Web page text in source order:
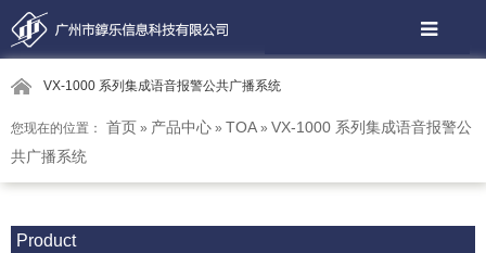
VX-1000 系列集成语音报警公共广播系统
您现在的位置： 首页 » 产品中心 » TOA » VX-1000 系列集成语音报警公
共广播系统
Product